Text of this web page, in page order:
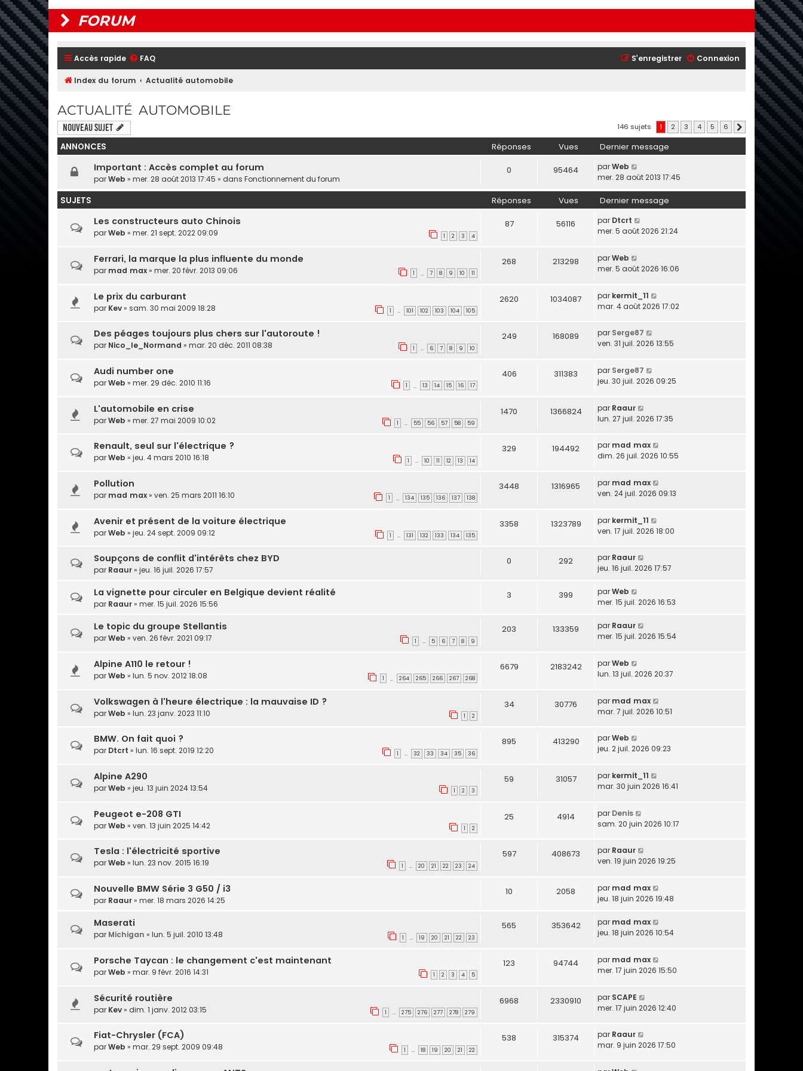
FORUM
Accès rapide FAQ Connexion
S’enregistrer
Index du forum Actualité automobile
ACTUALITÉ AUTOMOBILE
Nouveau sujet 146 sujets 1 2 3 4 5 6 Suivante
ANNONCES Réponses Vues Dernier message
Important : Accès complet au forum
parWeb » mer. 28 août 2013 17:45 » dans Fonctionnement du forum
0 95464 parWeb
mer. 28 août 2013 17:45
SUJETS Réponses Vues Dernier message
Les constructeurs auto Chinois
parWeb » mer. 21 sept. 2022 09:09 1 2 3 4
87 56116 par Dtcrt
mer. 5 août 2026 21:24
Ferrari, la marque la plus influente du monde
par mad max» mer. 20 févr. 2013 09:06 1 … 7 8 9 10 11
268 213298 parWeb
mer. 5 août 2026 16:06
Le prix du carburant
par Kev» sam. 30 mai 2009 18:28 1 … 101 102 103 104 105
2620 1034087 par kermit_11
mar. 4 août 2026 17:02
Des péages toujours plus chers sur l'autoroute !
par Nico_le_Normand » mar. 20 déc. 2011 08:38 1 … 6 7 8 9 10
249 168089 par Serge87
ven. 31 juil. 2026 13:55
Audi number one
parWeb » mer. 29 déc. 2010 11:16 1 … 13 14 15 16 17
406 311383 par Serge87
jeu. 30 juil. 2026 09:25
L'automobile en crise
parWeb » mer. 27 mai 2009 10:02 1 … 55 56 57 58 59
1470 1366824 par Raaur
lun. 27 juil. 2026 17:35
Renault, seul sur l'électrique ?
parWeb » jeu. 4 mars 2010 16:18 1 … 10 11 12 13 14
329 194492 par mad max
dim. 26 juil. 2026 10:55
Pollution
par mad max» ven. 25 mars 2011 16:10 1 … 134 135 136 137 138
3448 1316965 par mad max
ven. 24 juil. 2026 09:13
Avenir et présent de la voiture électrique
parWeb » jeu. 24 sept. 2009 09:12 1 … 131 132 133 134 135
3358 1323789 par kermit_11
ven. 17 juil. 2026 18:00
Soupçons de conflit d'intérêts chez BYD
par Raaur» jeu. 16 juil. 2026 17:57
0 292 par Raaur
jeu. 16 juil. 2026 17:57
La vignette pour circuler en Belgique devient réalité
par Raaur» mer. 15 juil. 2026 15:56
3 399 parWeb
mer. 15 juil. 2026 16:53
Le topic du groupe Stellantis
parWeb » ven. 26 févr. 2021 09:17 1 … 5 6 7 8 9
203 133359 par Raaur
mer. 15 juil. 2026 15:54
Alpine A110 le retour !
parWeb » lun. 5 nov. 2012 18:08 1 … 264 265 266 267 268
6679 2183242 parWeb
lun. 13 juil. 2026 20:37
Volkswagen à l'heure électrique : la mauvaise ID ?
parWeb » lun. 23 janv. 2023 11:10 1 2
34 30776 par mad max
mar. 7 juil. 2026 10:51
BMW. On fait quoi ?
par Dtcrt » lun. 16 sept. 2019 12:20 1 … 32 33 34 35 36
895 413290 parWeb
jeu. 2 juil. 2026 09:23
Alpine A290
parWeb » jeu. 13 juin 2024 13:54 1 2 3
59 31057 par kermit_11
mar. 30 juin 2026 16:41
Peugeot e-208 GTI
parWeb » ven. 13 juin 2025 14:42 1 2
25 4914 par Denis
sam. 20 juin 2026 10:17
Tesla : l'électricité sportive
parWeb » lun. 23 nov. 2015 16:19 1 … 20 21 22 23 24
597 408673 par Raaur
ven. 19 juin 2026 19:25
Nouvelle BMW Série 3 G50 / i3
par Raaur» mer. 18 mars 2026 14:25
10 2058 par mad max
jeu. 18 juin 2026 19:48
Maserati
par Michigan » lun. 5 juil. 2010 13:48 1 … 19 20 21 22 23
565 353642 par mad max
jeu. 18 juin 2026 10:54
Porsche Taycan : le changement c'est maintenant
parWeb » mar. 9 févr. 2016 14:31 1 2 3 4 5
123 94744 par mad max
mer. 17 juin 2026 15:50
Sécurité routière
par Kev» dim. 1 janv. 2012 03:15 1 … 275 276 277 278 279
6968 2330910 par SCAPE
mer. 17 juin 2026 12:40
Fiat-Chrysler (FCA)
parWeb » mar. 29 sept. 2009 09:48 1 … 18 19 20 21 22
538 315374 par Raaur
mar. 9 juin 2026 17:50